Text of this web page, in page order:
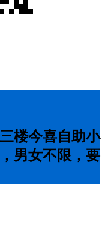
楼今喜自助小
男女不限，要